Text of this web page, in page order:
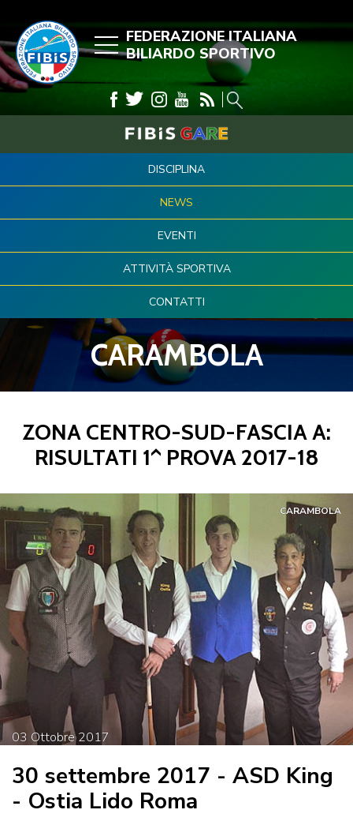
FEDERAZIONE ITALIANA
BILIARDO SPORTIVO
DISCIPLINA
NEWS
EVENTI
ATTIVITÀ SPORTIVA
CONTATTI
CARAMBOLA
ZONA CENTRO-SUD-FASCIA A:
RISULTATI 1^ PROVA 2017-18
03 Ottobre2017
CARAMBOLA
30 settembre 2017 - ASD King
- Ostia Lido Roma